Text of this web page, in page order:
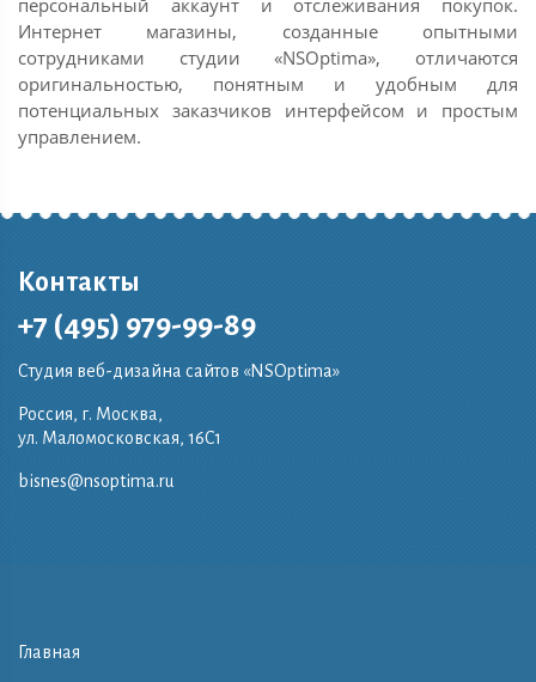
персональный аккаунт и отслеживания покупок.
Интернет магазины, созданные опытными
сотрудниками студии «NSOptima», отличаются
оригинальностью, понятным и удобным для
потенциальных заказчиков интерфейсом и простым
управлением.
Контакты
+7 (495) 979-99-89
Студия веб-дизайна сайтов «NSOptima»
Россия, г. Москва,
ул. Маломосковская, 16C1
bisnes@nsoptima.ru
Главная